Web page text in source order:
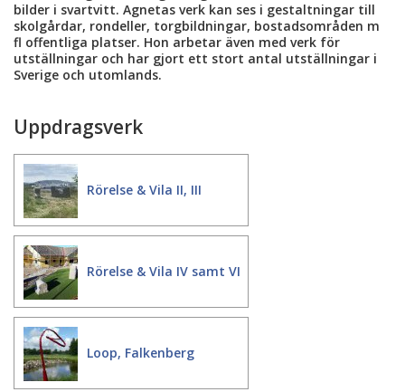
bilder i svartvitt. Agnetas verk kan ses i gestaltningar till
skolgårdar, rondeller, torgbildningar, bostadsområden m
fl offentliga platser. Hon arbetar även med verk för
utställningar och har gjort ett stort antal utställningar i
Sverige och utomlands.
Uppdragsverk
Rörelse & Vila II, III
Rörelse & Vila IV samt VI
Loop, Falkenberg